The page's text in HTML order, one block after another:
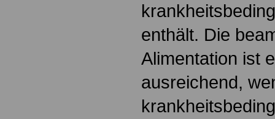
enthält. Die
Alimentation ist
ausreichend,